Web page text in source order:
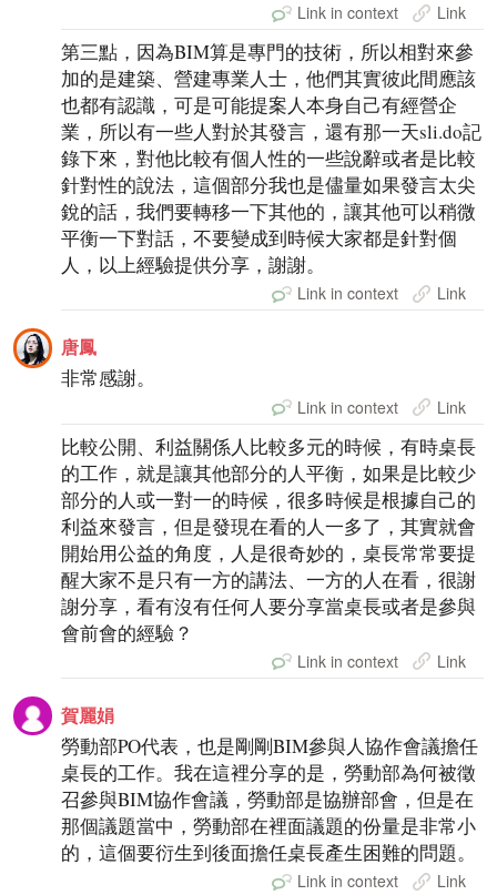
Link in context Link
第三點，因為BIM算是專門的技術，所以相對來參
加的是建築、營建專業人士，他們其實彼此間應該
也都有認識，可是可能提案人本身自己有經營企
業，所以有一些人對於其發言，還有那一天sli.do記
錄下來，對他比較有個人性的一些說辭或者是比較
針對性的說法，這個部分我也是儘量如果發言太尖
銳的話，我們要轉移一下其他的，讓其他可以稍微
平衡一下對話，不要變成到時候大家都是針對個
人，以上經驗提供分享，謝謝。
Link in context Link
唐鳳
非常感謝。
Link in context Link
比較公開、利益關係人比較多元的時候，有時桌長
的工作，就是讓其他部分的人平衡，如果是比較少
部分的人或一對一的時候，很多時候是根據自己的
利益來發言，但是發現在看的人一多了，其實就會
開始用公益的角度，人是很奇妙的，桌長常常要提
醒大家不是只有一方的講法、一方的人在看，很謝
謝分享，看有沒有任何人要分享當桌長或者是參與
會前會的經驗？
Link in context Link
賀麗娟
勞動部PO代表，也是剛剛BIM參與人協作會議擔任
桌長的工作。我在這裡分享的是，勞動部為何被徵
召參與BIM協作會議，勞動部是協辦部會，但是在
那個議題當中，勞動部在裡面議題的份量是非常小
的，這個要衍生到後面擔任桌長產生困難的問題。
Link in context Link